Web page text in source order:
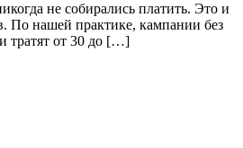
не собирались платить. Это и
По нашей практике, кампании без
тратят от 30 до […]